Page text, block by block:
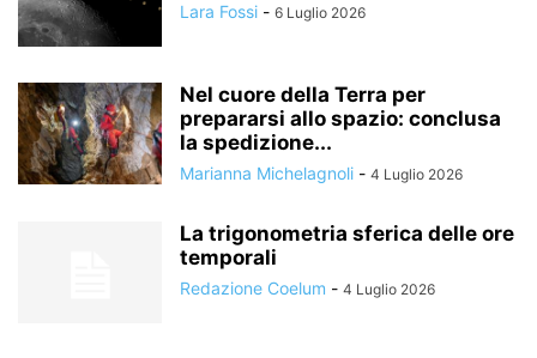
Lara Fossi - 6 Luglio 2026
Nel cuore della Terra per
prepararsi allo spazio: conclusa
la spedizione...
Marianna Michelagnoli - 4 Luglio 2026
La trigonometria sferica delle ore
temporali
Redazione Coelum - 4 Luglio 2026